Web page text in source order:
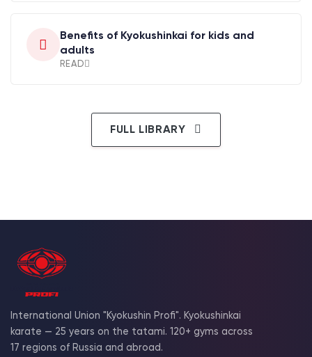
Benefits of Kyokushinkai for kids and
adults
READ
FULL LIBRARY
International Union "Kyokushin Profi". Kyokushinkai
karate — 25 years on the tatami. 120+ gyms across
17 regions of Russia and abroad.